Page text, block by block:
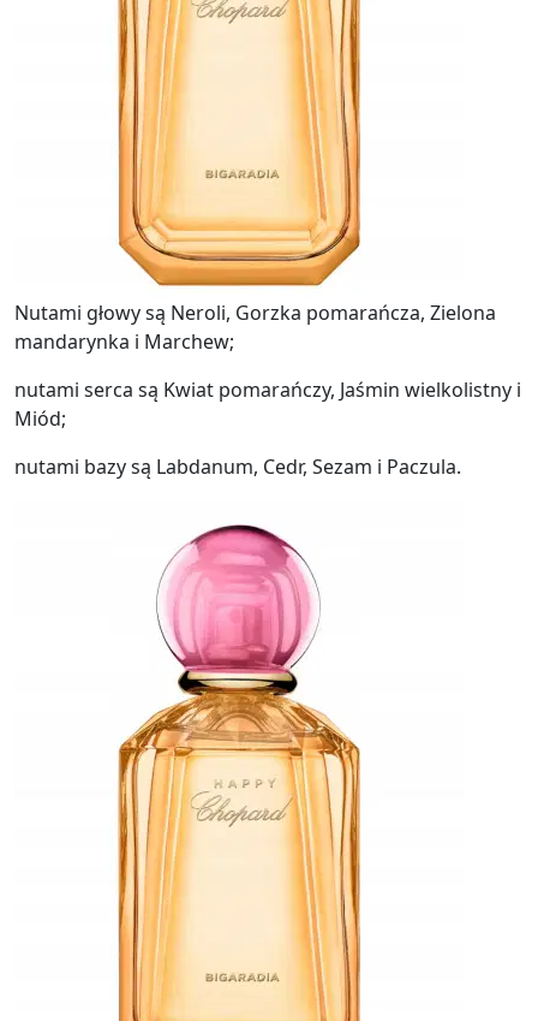
Nutami głowy są Neroli, Gorzka pomarańcza, Zielona
mandarynka i Marchew;
nutami serca są Kwiat pomarańczy, Jaśmin wielkolistny i
Miód;
nutami bazy są Labdanum, Cedr, Sezam i Paczula.